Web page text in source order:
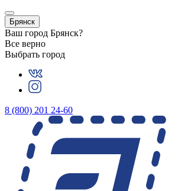
Брянск
Ваш город Брянск?
Все верно
Выбрать город
8 (800) 201 24-60